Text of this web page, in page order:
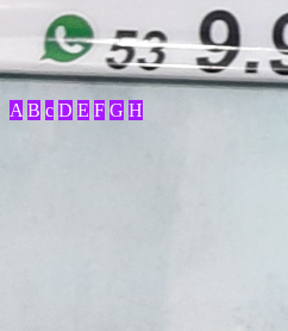
A B c D E F G H